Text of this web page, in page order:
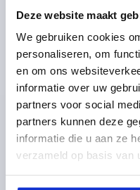
Deze website maakt
We gebruiken cookies
personaliseren, om
en om ons
informatie over uw
partners voor social
partners kunnen deze
informatie die u aan ze
verzameld op basis van
14,04 €
excl. BTW
plus verzendkosten
K0579